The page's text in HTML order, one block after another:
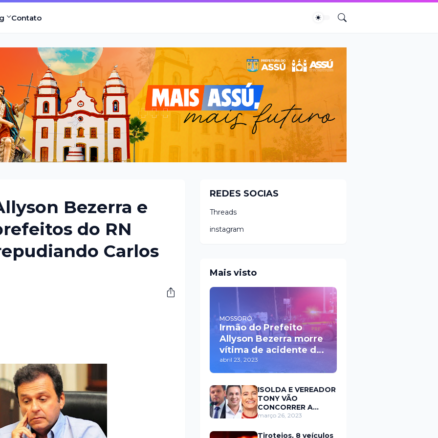
Contato
Bezerra e
do RN
Carlos
REDES SOCIAS
Threads
instagram
Mais visto
MOSSORÓ
Irmão do Prefeito
Allyson Bezerra morre
vítima de acidente de
trânsito durante a
madrugada na BR 110
em Mossoró
abril 23, 2023
ISOLDA E VEREADOR
TONY VÃO
CONCORRER A
PREFEITURA DE
março 26, 2023
Tiroteios, 8 veículos